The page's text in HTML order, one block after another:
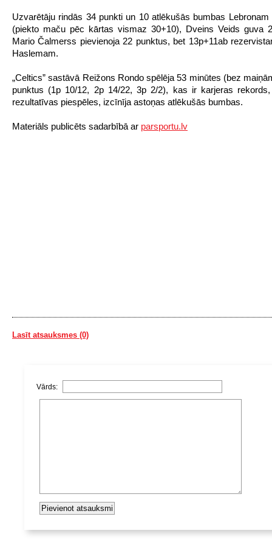
Uzvarētāju rindās 34 punkti un 10 atlēkušās bumbas
(piekto maču pēc kārtas vismaz 30+10), Dveins Veids guva
Mario Čalmerss pievienoja 22 punktus, bet 13p+11ab
Haslemam.
„Celtics” sastāvā Reižons Rondo spēlēja 53 minūtes (bez
punktus (1p 10/12, 2p 14/22, 3p 2/2), kas ir karjeras
rezultatīvas piespēles, izcīnīja astoņas atlēkušās bumbas.
Materiāls publicēts sadarbībā ar parsportu.lv
Lasīt atsauksmes (0)
Vārds: